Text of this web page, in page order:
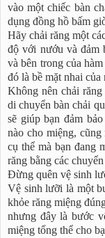
vào một chiếc bàn chải đánh răng có bộ hẹn giờ tự động hoặc sử
dụng đồng
Hãy chải răng một
độ với nướu và đảm
và bên trong của hàm trên và hàm dưới. Và quan trọng không kém
Không nên chải
di chuyển bàn chải
sẽ giúp bạn đảm bảo rằng bạn không gây ra bất kỳ chấn thương
nào cho miệng, cũng như sẽ giúp bạn có
cụ thể mà bạn đang muốn
răng bằng các
Đừng quên vệ sinh
Vệ sinh lưỡi là một bước thiết yếu trong việc duy trì
khỏe răng miệng đúng cách.
nhưng đây là bước vô
miệng tổng thể cho